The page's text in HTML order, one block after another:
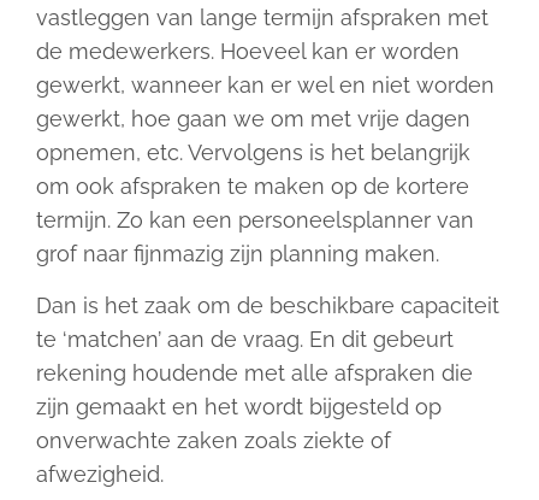
vastleggen van lange termijn afspraken met
de medewerkers. Hoeveel kan er worden
gewerkt, wanneer kan er wel en niet worden
gewerkt, hoe gaan we om met vrije dagen
opnemen, etc. Vervolgens is het belangrijk
om ook afspraken te maken op de kortere
termijn. Zo kan een personeelsplanner van
grof naar fijnmazig zijn planning maken.
Dan is het zaak om de beschikbare capaciteit
te ‘matchen’ aan de vraag. En dit gebeurt
rekening houdende met alle afspraken die
zijn gemaakt en het wordt bijgesteld op
onverwachte zaken zoals ziekte of
afwezigheid.